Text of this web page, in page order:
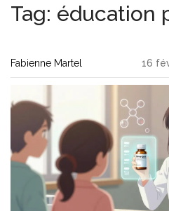
Tag: éducation
Fabienne Martel 16